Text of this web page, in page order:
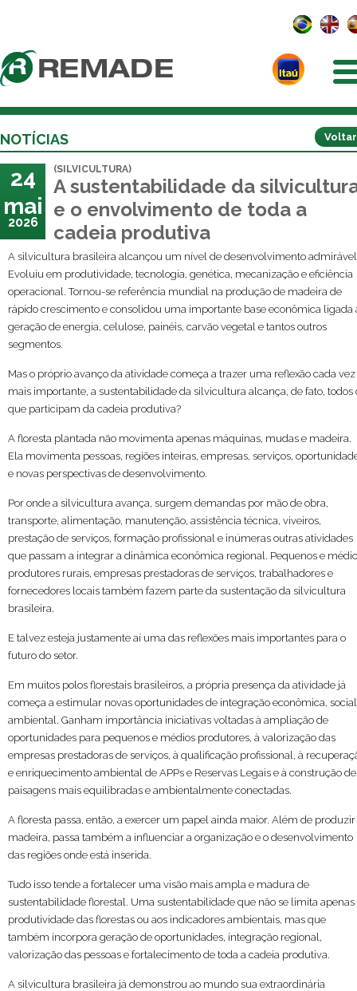
Voltar
NOTÍCIAS
24
mai
2026
(SILVICULTURA)
A sustentabilidade da
e o envolvimento de toda a
cadeia produtiva
A silvicultura brasileira alcançou um nível de desenvolvimento
Evoluiu em produtividade, tecnologia, genética, mecanização e eficiência
operacional. Tornou-se referência mundial na produção de madeira de
rápido crescimento e consolidou uma importante base econômica ligada
geração de energia, celulose, painéis, carvão vegetal e tantos outros
segmentos.
Mas o próprio avanço da atividade começa a trazer uma reflexão cada vez
mais importante, a sustentabilidade da silvicultura alcança, de fato, todos
que participam da cadeia produtiva?
A floresta plantada não movimenta apenas máquinas, mudas e madeira.
Ela movimenta pessoas, regiões inteiras, empresas, serviços,
e novas perspectivas de desenvolvimento.
Por onde a silvicultura avança, surgem demandas por mão de obra,
transporte, alimentação, manutenção, assistência técnica, viveiros,
prestação de serviços, formação profissional e inúmeras outras atividades
que passam a integrar a dinâmica econômica regional. Pequenos e
produtores rurais, empresas prestadoras de serviços, trabalhadores e
fornecedores locais também fazem parte da sustentação da silvicultura
brasileira.
E talvez esteja justamente aí uma das reflexões mais importantes para o
futuro do setor.
Em muitos polos florestais brasileiros, a própria presença da atividade já
começa a estimular novas oportunidades de integração econômica,
ambiental. Ganham importância iniciativas voltadas à ampliação de
oportunidades para pequenos e médios produtores, à valorização das
empresas prestadoras de serviços, à qualificação profissional, à
e enriquecimento ambiental de APPs e Reservas Legais e à construção de
paisagens mais equilibradas e ambientalmente conectadas.
A floresta passa, então, a exercer um papel ainda maior. Além de produzir
madeira, passa também a influenciar a organização e o desenvolvimento
das regiões onde está inserida.
Tudo isso tende a fortalecer uma visão mais ampla e madura de
sustentabilidade florestal. Uma sustentabilidade que não se limita apenas
produtividade das florestas ou aos indicadores ambientais, mas que
também incorpora geração de oportunidades, integração regional,
valorização das pessoas e fortalecimento de toda a cadeia produtiva.
A silvicultura brasileira já demonstrou ao mundo sua extraordinária